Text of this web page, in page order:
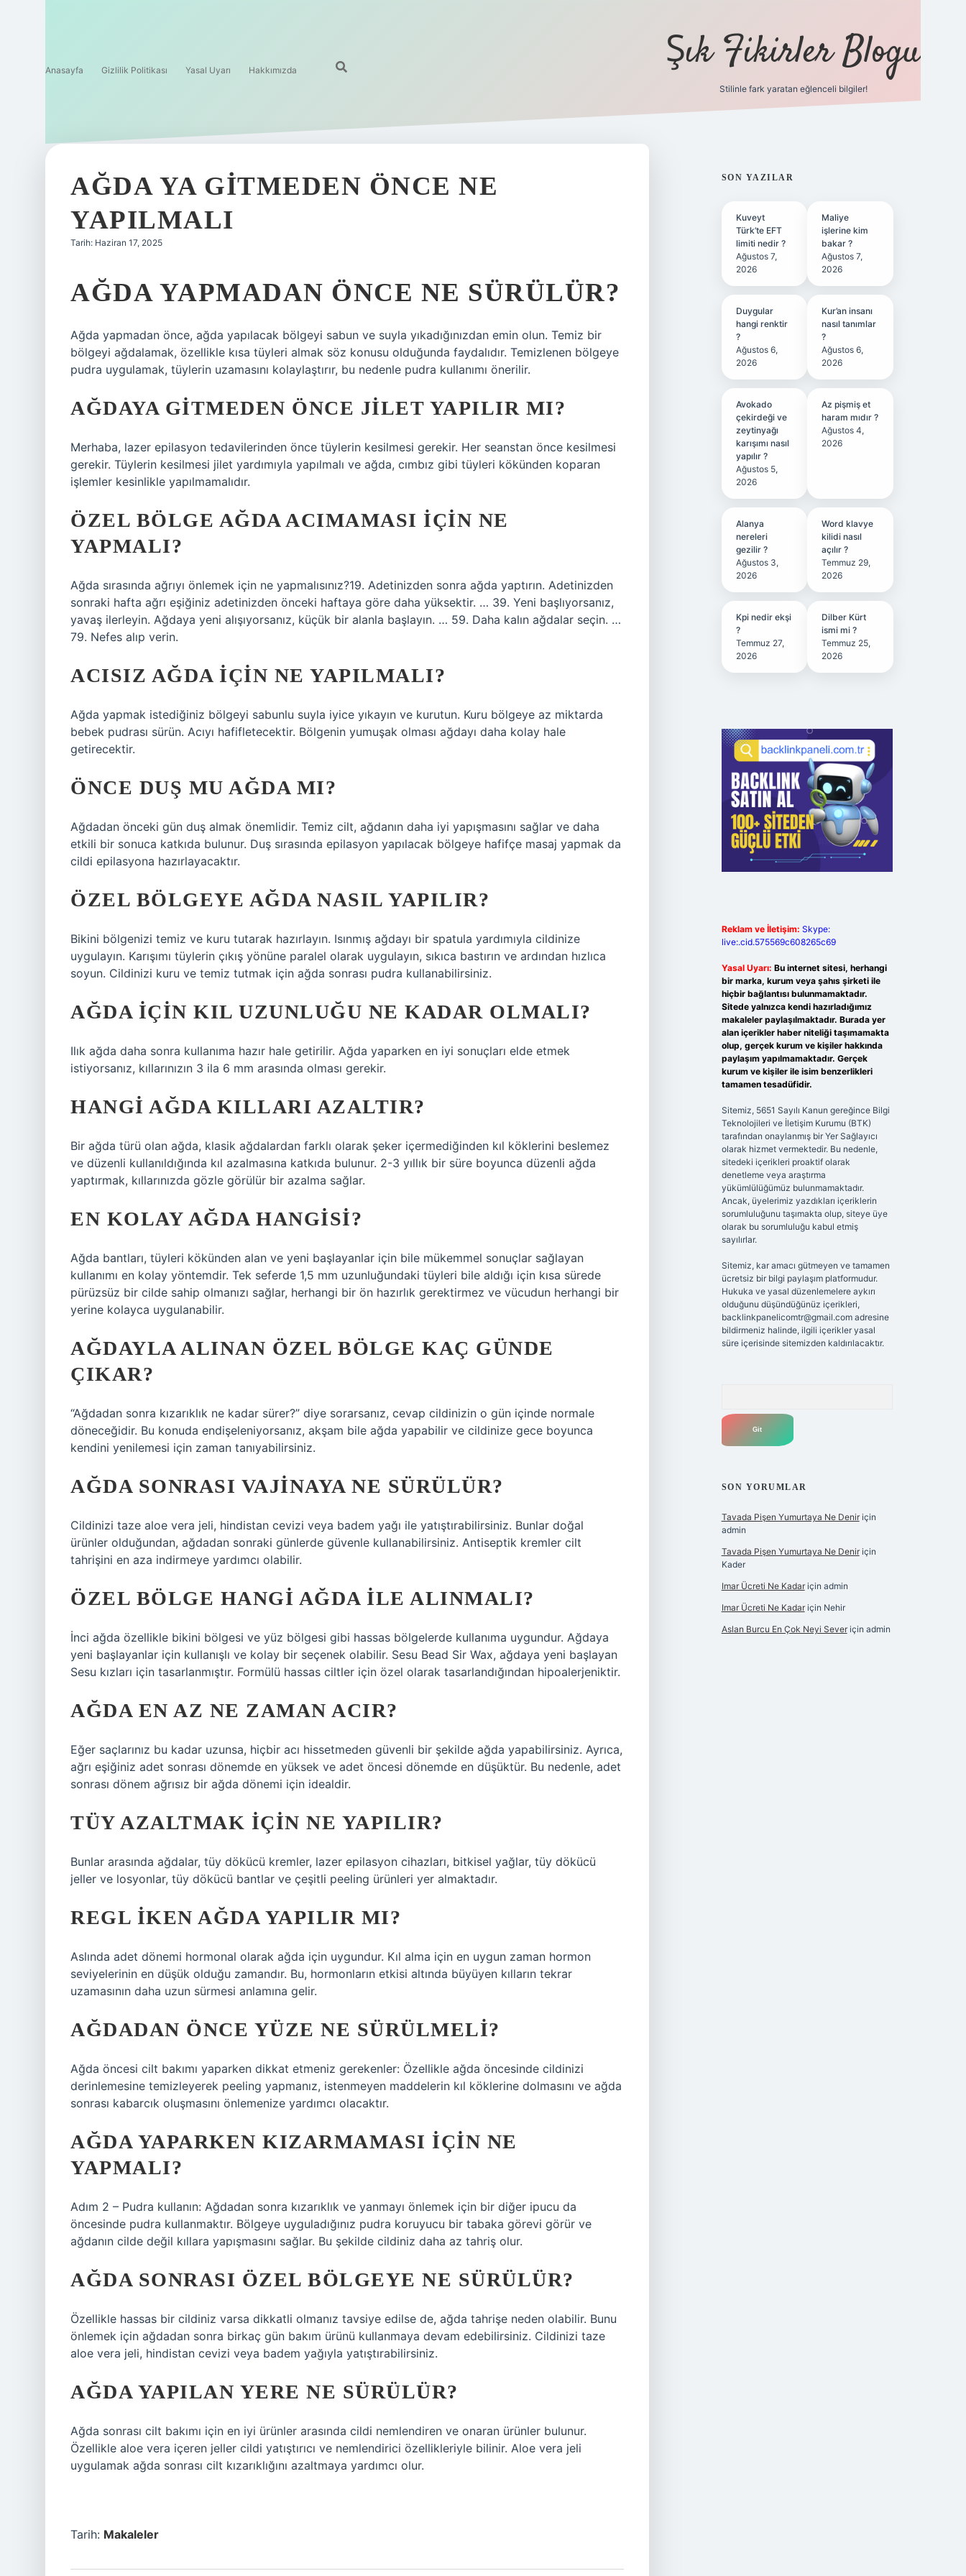
Anasayfa Gizlilik Politikası Yasal Uyarı Hakkımızda Şık Fikirler Blogu
Stilinle fark yaratan eğlenceli bilgiler!
AĞDA YA GITMEDEN ÖNCE NE
YAPILMALI
Tarih: Haziran 17, 2025
AĞDA YAPMADAN ÖNCE NE SÜRÜLÜR?
Ağda yapmadan önce, ağda yapılacak bölgeyi sabun ve suyla yıkadığınızdan emin olun. Temiz bir
bölgeyi ağdalamak, özellikle kısa tüyleri almak söz konusu olduğunda faydalıdır. Temizlenen bölgeye
pudra uygulamak, tüylerin uzamasını kolaylaştırır, bu nedenle pudra kullanımı önerilir.
AĞDAYA GITMEDEN ÖNCE JILET YAPILIR MI?
Merhaba, lazer epilasyon tedavilerinden önce tüylerin kesilmesi gerekir. Her seanstan önce kesilmesi
gerekir. Tüylerin kesilmesi jilet yardımıyla yapılmalı ve ağda, cımbız gibi tüyleri kökünden koparan
işlemler kesinlikle yapılmamalıdır.
ÖZEL BÖLGE AĞDA ACIMAMASI IÇIN NE
YAPMALI?
Ağda sırasında ağrıyı önlemek için ne yapmalısınız?19. Adetinizden sonra ağda yaptırın. Adetinizden
sonraki hafta ağrı eşiğiniz adetinizden önceki haftaya göre daha yüksektir. … 39. Yeni başlıyorsanız,
yavaş ilerleyin. Ağdaya yeni alışıyorsanız, küçük bir alanla başlayın. … 59. Daha kalın ağdalar seçin. …
79. Nefes alıp verin.
ACISIZ AĞDA IÇIN NE YAPILMALI?
Ağda yapmak istediğiniz bölgeyi sabunlu suyla iyice yıkayın ve kurutun. Kuru bölgeye az miktarda
bebek pudrası sürün. Acıyı hafifletecektir. Bölgenin yumuşak olması ağdayı daha kolay hale
getirecektir.
ÖNCE DUŞ MU AĞDA MI?
Ağdadan önceki gün duş almak önemlidir. Temiz cilt, ağdanın daha iyi yapışmasını sağlar ve daha
etkili bir sonuca katkıda bulunur. Duş sırasında epilasyon yapılacak bölgeye hafifçe masaj yapmak da
cildi epilasyona hazırlayacaktır.
ÖZEL BÖLGEYE AĞDA NASIL YAPILIR?
Bikini bölgenizi temiz ve kuru tutarak hazırlayın. Isınmış ağdayı bir spatula yardımıyla cildinize
uygulayın. Karışımı tüylerin çıkış yönüne paralel olarak uygulayın, sıkıca bastırın ve ardından hızlıca
soyun. Cildinizi kuru ve temiz tutmak için ağda sonrası pudra kullanabilirsiniz.
AĞDA IÇIN KIL UZUNLUĞU NE KADAR OLMALI?
Ilık ağda daha sonra kullanıma hazır hale getirilir. Ağda yaparken en iyi sonuçları elde etmek
istiyorsanız, kıllarınızın 3 ila 6 mm arasında olması gerekir.
HANGI AĞDA KILLARI AZALTIR?
Bir ağda türü olan ağda, klasik ağdalardan farklı olarak şeker içermediğinden kıl köklerini beslemez
ve düzenli kullanıldığında kıl azalmasına katkıda bulunur. 2-3 yıllık bir süre boyunca düzenli ağda
yaptırmak, kıllarınızda gözle görülür bir azalma sağlar.
EN KOLAY AĞDA HANGISI?
Ağda bantları, tüyleri kökünden alan ve yeni başlayanlar için bile mükemmel sonuçlar sağlayan
kullanımı en kolay yöntemdir. Tek seferde 1,5 mm uzunluğundaki tüyleri bile aldığı için kısa sürede
pürüzsüz bir cilde sahip olmanızı sağlar, herhangi bir ön hazırlık gerektirmez ve vücudun herhangi bir
yerine kolayca uygulanabilir.
AĞDAYLA ALINAN ÖZEL BÖLGE KAÇ GÜNDE
ÇIKAR?
“Ağdadan sonra kızarıklık ne kadar sürer?” diye sorarsanız, cevap cildinizin o gün içinde normale
döneceğidir. Bu konuda endişeleniyorsanız, akşam bile ağda yapabilir ve cildinize gece boyunca
kendini yenilemesi için zaman tanıyabilirsiniz.
AĞDA SONRASI VAJINAYA NE SÜRÜLÜR?
Cildinizi taze aloe vera jeli, hindistan cevizi veya badem yağı ile yatıştırabilirsiniz. Bunlar doğal
ürünler olduğundan, ağdadan sonraki günlerde güvenle kullanabilirsiniz. Antiseptik kremler cilt
tahrişini en aza indirmeye yardımcı olabilir.
ÖZEL BÖLGE HANGI AĞDA ILE ALINMALI?
İnci ağda özellikle bikini bölgesi ve yüz bölgesi gibi hassas bölgelerde kullanıma uygundur. Ağdaya
yeni başlayanlar için kullanışlı ve kolay bir seçenek olabilir. Sesu Bead Sir Wax, ağdaya yeni başlayan
Sesu kızları için tasarlanmıştır. Formülü hassas ciltler için özel olarak tasarlandığından hipoalerjeniktir.
AĞDA EN AZ NE ZAMAN ACIR?
Eğer saçlarınız bu kadar uzunsa, hiçbir acı hissetmeden güvenli bir şekilde ağda yapabilirsiniz. Ayrıca,
ağrı eşiğiniz adet sonrası dönemde en yüksek ve adet öncesi dönemde en düşüktür. Bu nedenle, adet
sonrası dönem ağrısız bir ağda dönemi için idealdir.
TÜY AZALTMAK IÇIN NE YAPILIR?
Bunlar arasında ağdalar, tüy dökücü kremler, lazer epilasyon cihazları, bitkisel yağlar, tüy dökücü
jeller ve losyonlar, tüy dökücü bantlar ve çeşitli peeling ürünleri yer almaktadır.
REGL IKEN AĞDA YAPILIR MI?
Aslında adet dönemi hormonal olarak ağda için uygundur. Kıl alma için en uygun zaman hormon
seviyelerinin en düşük olduğu zamandır. Bu, hormonların etkisi altında büyüyen kılların tekrar
uzamasının daha uzun sürmesi anlamına gelir.
AĞDADAN ÖNCE YÜZE NE SÜRÜLMELI?
Ağda öncesi cilt bakımı yaparken dikkat etmeniz gerekenler: Özellikle ağda öncesinde cildinizi
derinlemesine temizleyerek peeling yapmanız, istenmeyen maddelerin kıl köklerine dolmasını ve ağda
sonrası kabarcık oluşmasını önlemenize yardımcı olacaktır.
AĞDA YAPARKEN KIZARMAMASI IÇIN NE
YAPMALI?
Adım 2 – Pudra kullanın: Ağdadan sonra kızarıklık ve yanmayı önlemek için bir diğer ipucu da
öncesinde pudra kullanmaktır. Bölgeye uyguladığınız pudra koruyucu bir tabaka görevi görür ve
ağdanın cilde değil kıllara yapışmasını sağlar. Bu şekilde cildiniz daha az tahriş olur.
AĞDA SONRASI ÖZEL BÖLGEYE NE SÜRÜLÜR?
Özellikle hassas bir cildiniz varsa dikkatli olmanız tavsiye edilse de, ağda tahrişe neden olabilir. Bunu
önlemek için ağdadan sonra birkaç gün bakım ürünü kullanmaya devam edebilirsiniz. Cildinizi taze
aloe vera jeli, hindistan cevizi veya badem yağıyla yatıştırabilirsiniz.
AĞDA YAPILAN YERE NE SÜRÜLÜR?
Ağda sonrası cilt bakımı için en iyi ürünler arasında cildi nemlendiren ve onaran ürünler bulunur.
Özellikle aloe vera içeren jeller cildi yatıştırıcı ve nemlendirici özellikleriyle bilinir. Aloe vera jeli
uygulamak ağda sonrası cilt kızarıklığını azaltmaya yardımcı olur.
Tarih: Makaleler
SIDEBAR
SON YAZILAR
Kuveyt
Türk’te EFT
limiti nedir ?
Ağustos 7,
2026
Maliye
işlerine kim
bakar ?
Ağustos 7,
2026
Duygular
hangi renktir
?
Ağustos 6,
2026
Kur’an insanı
nasıl tanımlar
?
Ağustos 6,
2026
Avokado
çekirdeği ve
zeytinyağı
karışımı nasıl
yapılır ?
Ağustos 5,
2026
Az pişmiş et
haram mıdır ?
Ağustos 4,
2026
Alanya
nereleri
gezilir ?
Ağustos 3,
2026
Word klavye
kilidi nasıl
açılır ?
Temmuz 29,
2026
Kpi nedir ekşi
?
Temmuz 27,
2026
Dilber Kürt
ismi mi ?
Temmuz 25,
2026
Reklam ve İletişim: Skype:
live:.cid.575569c608265c69
Yasal Uyarı: Bu internet sitesi, herhangi
bir marka, kurum veya şahıs şirketi ile
hiçbir bağlantısı bulunmamaktadır.
Sitede yalnızca kendi hazırladığımız
makaleler paylaşılmaktadır. Burada yer
alan içerikler haber niteliği taşımamakta
olup, gerçek kurum ve kişiler hakkında
paylaşım yapılmamaktadır. Gerçek
kurum ve kişiler ile isim benzerlikleri
tamamen tesadüfidir.
Sitemiz, 5651 Sayılı Kanun gereğince Bilgi
Teknolojileri ve İletişim Kurumu (BTK)
tarafından onaylanmış bir Yer Sağlayıcı
olarak hizmet vermektedir. Bu nedenle,
sitedeki içerikleri proaktif olarak
denetleme veya araştırma
yükümlülüğümüz bulunmamaktadır.
Ancak, üyelerimiz yazdıkları içeriklerin
sorumluluğunu taşımakta olup, siteye üye
olarak bu sorumluluğu kabul etmiş
sayılırlar.
Sitemiz, kar amacı gütmeyen ve tamamen
ücretsiz bir bilgi paylaşım platformudur.
Hukuka ve yasal düzenlemelere aykırı
olduğunu düşündüğünüz içerikleri,
backlinkpanelicomtr@gmail.comadresine
bildirmeniz halinde, ilgili içerikler yasal
süre içerisinde sitemizden kaldırılacaktır.
SON YORUMLAR
Tavada Pişen Yumurtaya Ne Deniriçin
admin
Tavada Pişen Yumurtaya Ne Deniriçin
Kader
Imar Ücreti Ne Kadariçin admin
Imar Ücreti Ne Kadariçin Nehir
Aslan Burcu En Çok Neyi Severiçin admin